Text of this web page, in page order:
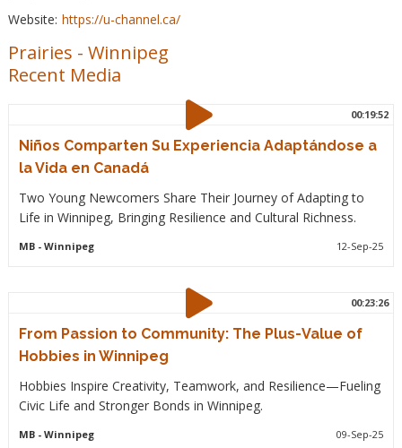
Website: https://u-channel.ca/
Prairies - Winnipeg
Recent Media
00:19:52
Niños Comparten Su Experiencia Adaptándose a
la Vida en Canadá
Two Young Newcomers Share Their Journey of Adapting to
Life in Winnipeg, Bringing Resilience and Cultural Richness.
MB- Winnipeg 12-Sep-25
00:23:26
From Passion to Community: The Plus-Value of
Hobbies in Winnipeg
Hobbies Inspire Creativity, Teamwork, and Resilience—Fueling
Civic Life and Stronger Bonds in Winnipeg.
MB- Winnipeg 09-Sep-25